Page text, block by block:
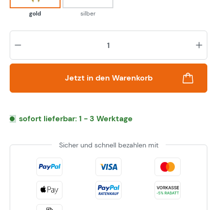
gold silber
Jetzt in den Warenkorb
sofort lieferbar: 1 - 3 Werktage
Sicher und schnell bezahlen mit